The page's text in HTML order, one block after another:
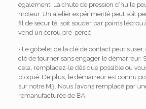
également. La chute de pression d’huile
moteur. Un atelier expérimenté peut soit
fil de sécurité, soit souder par points l’écrou
vend un écrou pré-percé.
• Le gobelet de la clé de contact peut
clé de tourner sans engager le démarreur.
cela, remplacez-le dès que possible ou
bloqué. De plus, le démarreur est connu
sur notre M3. Nous l’avons remplacé par
remanufacturée de BA.